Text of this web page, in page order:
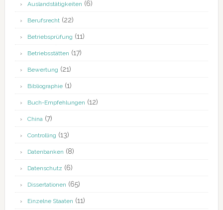
Auslandstätigkeiten (6)
Berufsrecht(22)
Betriebsprüfung (11)
Betriebsstätten (17)
Bewertung (21)
Bibliographie(1)
Buch-Empfehlungen (12)
China(7)
Controlling (13)
Datenbanken (8)
Datenschutz (6)
Dissertationen (65)
Einzelne Staaten (11)